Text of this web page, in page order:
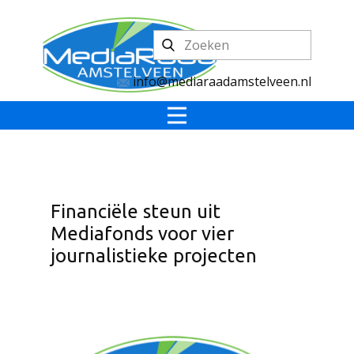
info@mediaraadamstelveen.nl
Financiële steun uit
Mediafonds voor vier
journalistieke projecten